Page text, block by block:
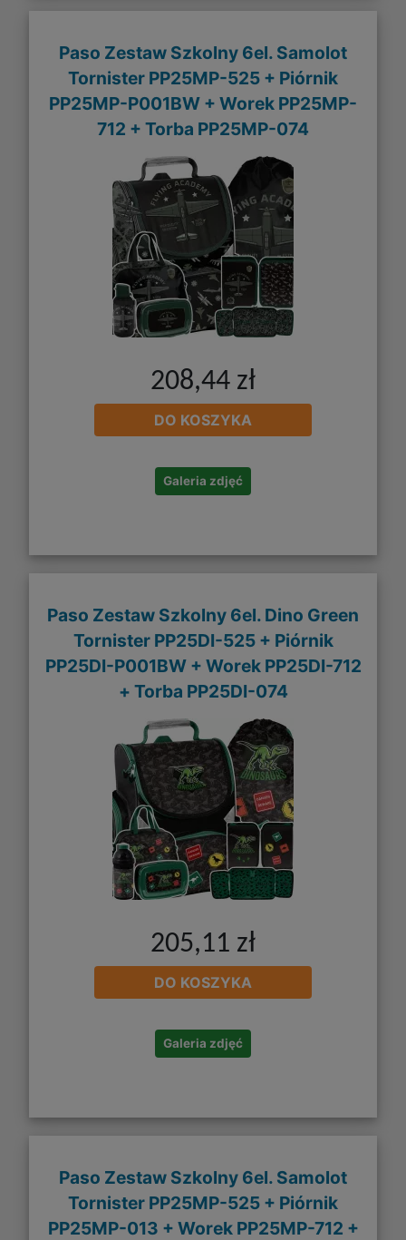
Paso Zestaw Szkolny 6el. Samolot
Tornister PP25MP-525 + Piórnik
PP25MP-P001BW + Worek PP25MP-
712 + Torba PP25MP-074
208,44 zł
DO KOSZYKA
Galeria zdjęć
Paso Zestaw Szkolny 6el. Dino Green
Tornister PP25DI-525 + Piórnik
PP25DI-P001BW + Worek PP25DI-712
+ Torba PP25DI-074
205,11 zł
DO KOSZYKA
Galeria zdjęć
Paso Zestaw Szkolny 6el. Samolot
Tornister PP25MP-525 + Piórnik
PP25MP-013 + Worek PP25MP-712 +